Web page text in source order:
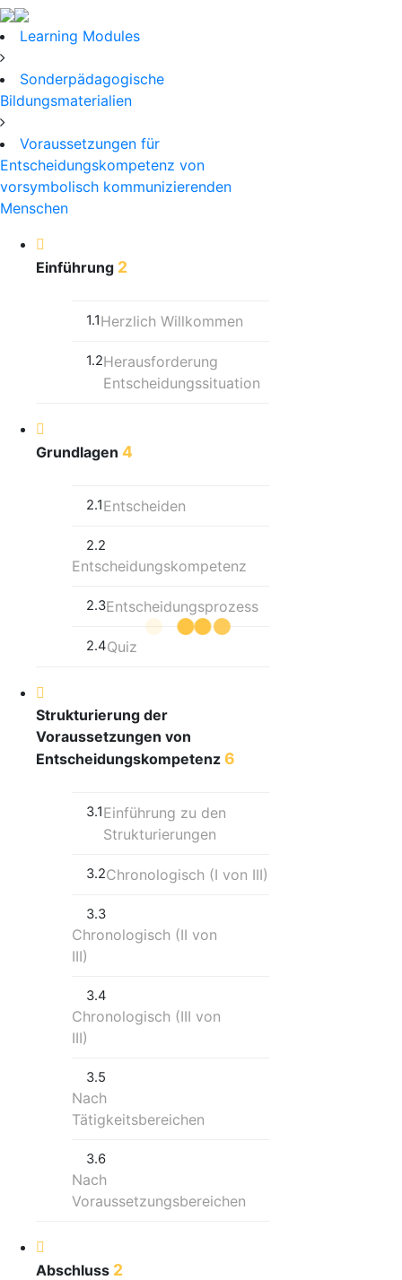
Learning Modules
Sonderpädagogische
Bildungsmaterialien
Voraussetzungen für
Entscheidungskompetenz von
vorsymbolisch kommunizierenden
Menschen
Einführung 2
1.1Herzlich Willkommen
1.2Herausforderung
Entscheidungssituation
Grundlagen 4
2.1Entscheiden
2.2
Entscheidungskompetenz
2.3Entscheidungsprozess
2.4Quiz
Strukturierung der
Voraussetzungen von
Entscheidungskompetenz 6
3.1Einführung zu den
Strukturierungen
3.2Chronologisch (I von III)
3.3
Chronologisch (II von
III)
3.4
Chronologisch (III von
III)
3.5
Nach
Tätigkeitsbereichen
3.6
Nach
Voraussetzungsbereichen
Abschluss 2